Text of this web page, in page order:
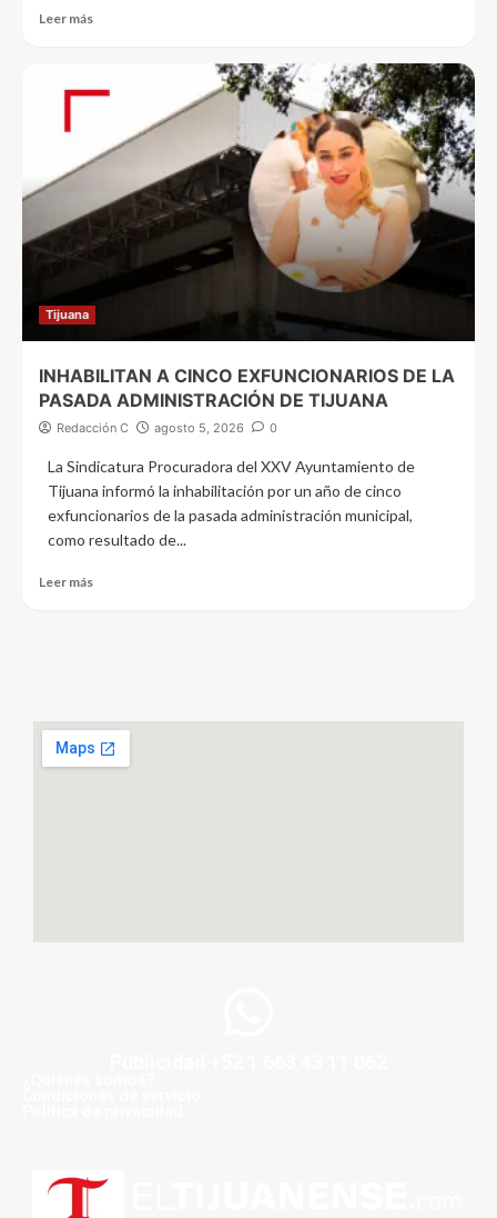
Leer más
Tijuana
INHABILITAN A CINCO EXFUNCIONARIOS DE LA
PASADA ADMINISTRACIÓN DE TIJUANA
Redacción C agosto 5, 2026 0
La Sindicatura Procuradora del XXV Ayuntamiento de
Tijuana informó la inhabilitación por un año de cinco
exfuncionarios de la pasada administración municipal,
como resultado de...
Leer más